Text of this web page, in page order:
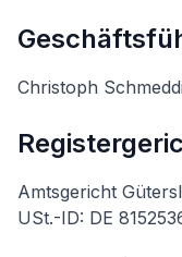
Christoph
Amtsgericht
USt.-ID: DE